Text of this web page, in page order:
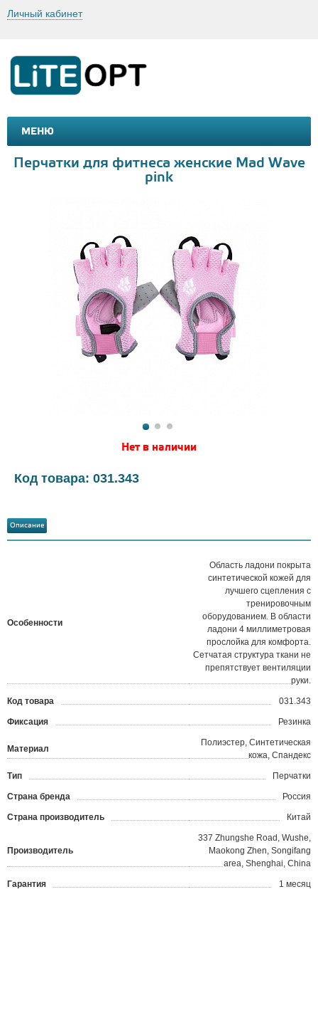
Личный кабинет
МЕНЮ
МАШИНКИ И МОТОЦИКЛЫ
Перчатки для фитнеса женские Mad Wave
pink
Нет в наличии
Код товара: 031.343
Описание
Особенности
Область ладони покрыта
синтетической кожей для
лучшего сцепления с
тренировочным
оборудованием. В области
ладони 4 миллиметровая
прослойка для комфорта.
Сетчатая структура ткани не
препятствует вентиляции
руки.
Код товара 031.343
Фиксация Резинка
Материал
Полиэстер, Синтетическая
кожа, Спандекс
Тип Перчатки
Страна бренда Россия
Страна производитель Китай
Производитель
337 Zhungshe Road, Wushe,
Maokong Zhen, Songifang
area, Shenghai, China
Гарантия 1 месяц